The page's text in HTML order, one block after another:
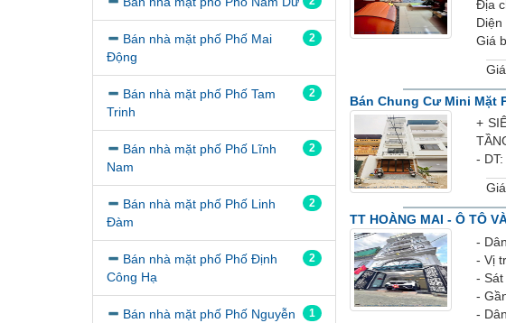
2
Bán nhà mặt phố Phố Mai
Động
2
Bán nhà mặt phố Phố Tam
Trinh
2
Bán nhà mặt phố Phố Lĩnh
Nam
2
Bán nhà mặt phố Phố Linh
Đàm
2
Bán nhà mặt phố Phố Định
Công Hạ
1
Bán nhà mặt phố Phố Nguyễn
Địa
Giá
Bán Chung Cư Mini Mặt
+
-
TT HOÀNG MAI - Ô TÔ
-
- Vị
-
-
-